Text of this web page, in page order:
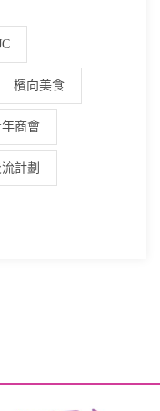
檳向美食
商會
計劃